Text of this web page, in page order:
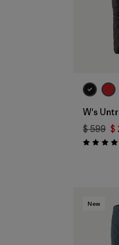
W's
$ 599 $
New